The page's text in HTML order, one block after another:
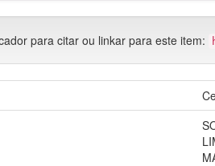
para citar ou linkar para este item: